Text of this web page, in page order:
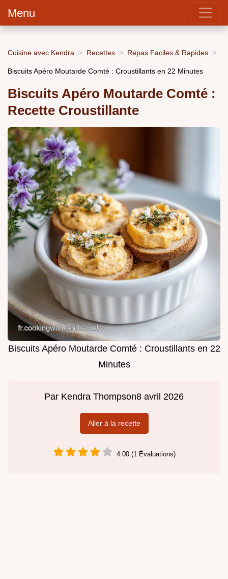
Menu
Cuisine avec Kendra Recettes Repas Faciles & Rapides
Biscuits Apéro Moutarde Comté : Croustillants en 22 Minutes
Biscuits Apéro Moutarde Comté :
Recette Croustillante
Biscuits Apéro Moutarde Comté : Croustillants en 22
Minutes
Par Kendra Thompson8 avril 2026
Aller à la recette
4.00 (1 Évaluations)